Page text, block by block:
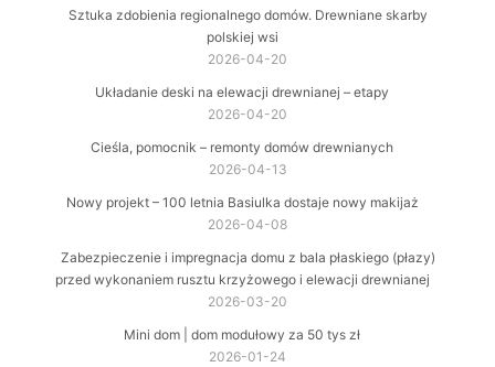
Sztuka zdobienia regionalnego domów. Drewniane skarby
polskiej wsi
2026-04-20
Układanie deski na elewacji drewnianej – etapy
2026-04-20
Cieśla, pomocnik – remonty domów drewnianych
2026-04-13
Nowy projekt – 100 letnia Basiulka dostaje nowy makijaż
2026-04-08
Zabezpieczenie i impregnacja domu z bala płaskiego (płazy)
przed wykonaniem rusztu krzyżowego i elewacji drewnianej
2026-03-20
Mini dom | dom modułowy za 50 tys zł
2026-01-24